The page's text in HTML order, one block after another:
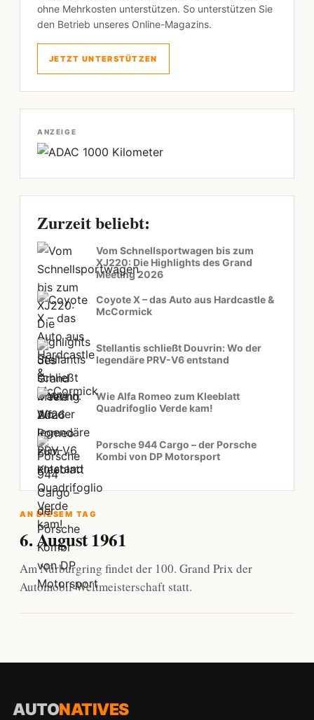
ohne Mehrkosten unterstützen. So unterstützen Sie
den Betrieb unseres Online-Magazins.
JETZT UNTERSTÜTZEN
ANZEIGE
Zurzeit beliebt:
Vom Schnellsportwagen bis zum
XJ220: Die Highlights des Grand
Meeting 2026
Coyote X – das Auto aus Hardcastle &
McCormick
Stellantis schließt Douvrin: Wo der
legendäre PRV-V6 entstand
Wie Alfa Romeo zum Kleeblatt
Quadrifoglio Verde kam!
Porsche 944 Cargo – der Porsche
Kombi von DP Motorsport
AN DIESEM TAG
6. August 1961
Am Nürburgring findet der 100. Grand Prix der
Automobil-Weltmeisterschaft statt.
AUTONATIVES